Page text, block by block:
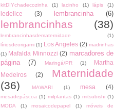
kitDIYchadecozinha
(1) lacinho (1) lápis (1)
ledelice (3) lembrancinha (6)
lembrancinhas (38)
lembrancinhasdematernidade
(1)
líriosdeorigami (1) Los Angeles (2) madrinhas
(1) Mafalda Minnozzi (2) marcadores de
página
(7) Maringá/PR (1)
Martha
Medeiros
(2)
Maternidade
(36)
MAWARI (1) mesa (4)
mesadepáscoa (1) milplantas (1) mitsubishi (1)
MODA
(1) mosaicodepapel (1) móveis de